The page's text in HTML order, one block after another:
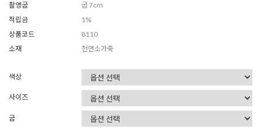
촬영굽
굽 7cm
적립금
1%
상품코드
8110
소재
천연소가죽
색상
사이즈
굽